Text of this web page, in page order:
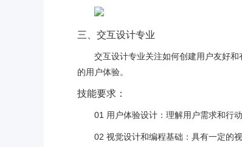
三、交互设计专业
交互设计专业关注如何创建用户友好
的用户体验。
技能要求：
01 用户体验设计：理解用户需求和行
02 视觉设计和编程基础：具有一定的